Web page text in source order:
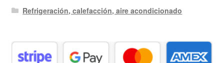
Refrigeración, calefacción, aire acondicionado